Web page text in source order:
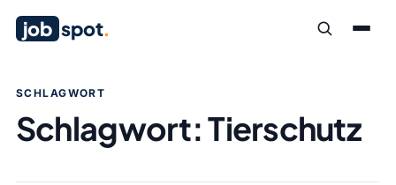
job spot.
SCHLAGWORT
Schlagwort:Tierschutz